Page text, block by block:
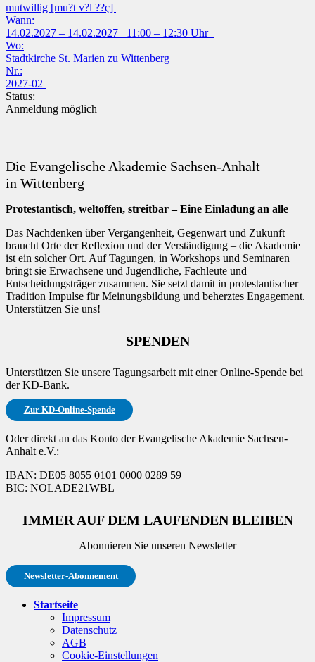
mutwillig [mu?t v?l ??ç]
Wann:
14.02.2027 – 14.02.2027 11:00 – 12:30 Uhr
Wo:
Stadtkirche St. Marien zu Wittenberg
Nr.:
2027-02
Status:
Anmeldung möglich
Die Evangelische Akademie Sachsen-Anhalt
in Wittenberg
Protestantisch, weltoffen, streitbar – Eine Einladung an alle
Das Nachdenken über Vergangenheit, Gegenwart und Zukunft
braucht Orte der Reflexion und der Verständigung – die Akademie
ist ein solcher Ort. Auf Tagungen, in Workshops und Seminaren
bringt sie Erwachsene und Jugendliche, Fachleute und
Entscheidungsträger zusammen. Sie setzt damit in protestantischer
Tradition Impulse für Meinungsbildung und beherztes Engagement.
Unterstützen Sie uns!
SPENDEN
Unterstützen Sie unsere Tagungsarbeit mit einer Online-Spende bei
der KD-Bank.
Zur KD-Online-Spende
Oder direkt an das Konto der Evangelische Akademie Sachsen-
Anhalt e.V.:
IBAN: DE05 8055 0101 0000 0289 59
BIC: NOLADE21WBL
IMMER AUF DEM LAUFENDEN BLEIBEN
Abonnieren Sie unseren Newsletter
Newsletter-Abonnement
Startseite
Impressum
Datenschutz
AGB
Cookie-Einstellungen